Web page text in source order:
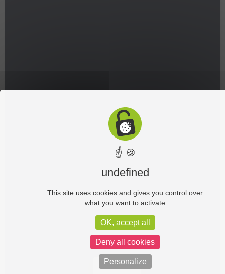
Vue carte
☝ 🍪
undefined
This site uses cookies and gives you control over
what you want to activate
OK, accept all
Deny all cookies
Personalize